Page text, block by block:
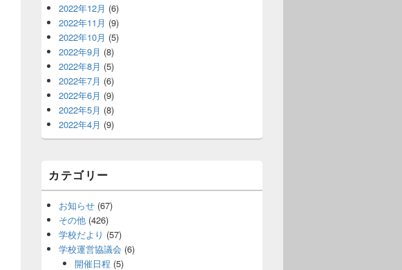
2022年12月 (6)
2022年11月 (9)
2022年10月 (5)
2022年9月 (8)
2022年8月 (5)
2022年7月 (6)
2022年6月 (9)
2022年5月 (8)
2022年4月 (9)
カテゴリー
お知らせ (67)
その他 (426)
学校だより (57)
学校運営協議会 (6)
開催日程 (5)